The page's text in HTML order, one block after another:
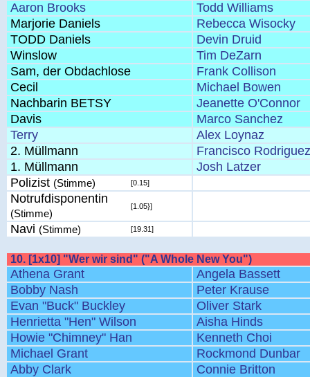
Aaron Brooks
Todd Williams
Marjorie Daniels
Rebecca Wisocky
TODD Daniels
Devin Druid
Winslow
Tim DeZarn
Sam, der Obdachlose
Frank Collison
Cecil
Michael Bowen
Nachbarin BETSY
Jeanette O'Connor
Davis
Marco Sanchez
Terry
Alex Loynaz
2. Müllmann
Francisco Rodriguez
1. Müllmann
Josh Latzer
Polizist (Stimme) [0.15]
Notrufdisponentin
(Stimme)
[1.05}]
Navi (Stimme) [19.31]
10. [1x10] "Wer wir sind" ("A Whole New You")
Athena Grant
Angela Bassett
Bobby Nash
Peter Krause
Evan "Buck" Buckley
Oliver Stark
Henrietta "Hen" Wilson
Aisha Hinds
Howie "Chimney" Han
Kenneth Choi
Michael Grant
Rockmond Dunbar
Abby Clark
Connie Britton